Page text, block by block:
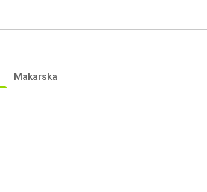
Makarska